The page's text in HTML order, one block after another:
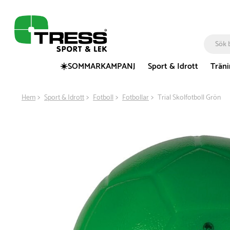
☀️SOMMARKAMPANJ
Sport & Idrott
Hem Sport & Idrott Fotboll Fotbollar Trial Skolfotboll Grön